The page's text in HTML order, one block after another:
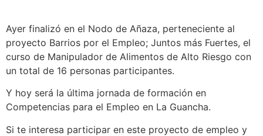
Ayer finalizó en el Nodo de Añaza, perteneciente al
proyecto Barrios por el Empleo; Juntos más Fuertes, el
curso de Manipulador de Alimentos de Alto Riesgo con
un total de 16 personas participantes.
Y hoy será la última jornada de formación en
Competencias para el Empleo en La Guancha.
Si te interesa participar en este proyecto de empleo y